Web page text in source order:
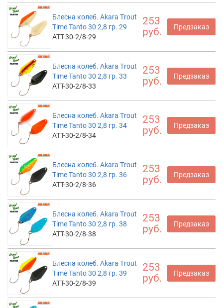
Блесна колеб. Akara Trout
Time Tanto 30 2,8 гр. 29
ATT-30-2/8-29
253
руб.
Предзаказ
Блесна колеб. Akara Trout
Time Tanto 30 2,8 гр. 33
ATT-30-2/8-33
253
руб.
Предзаказ
Блесна колеб. Akara Trout
Time Tanto 30 2,8 гр. 34
ATT-30-2/8-34
253
руб.
Предзаказ
Блесна колеб. Akara Trout
Time Tanto 30 2,8 гр. 36
ATT-30-2/8-36
253
руб.
Предзаказ
Блесна колеб. Akara Trout
Time Tanto 30 2,8 гр. 38
ATT-30-2/8-38
253
руб.
Предзаказ
Блесна колеб. Akara Trout
Time Tanto 30 2,8 гр. 39
ATT-30-2/8-39
253
руб.
Предзаказ